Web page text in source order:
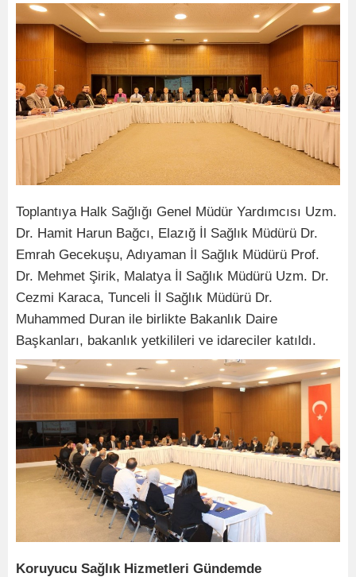
Toplantıya Halk Sağlığı Genel Müdür Yardımcısı Uzm.
Dr. Hamit Harun Bağcı, Elazığ İl Sağlık Müdürü Dr.
Emrah Gecekuşu, Adıyaman İl Sağlık Müdürü Prof.
Dr. Mehmet Şirik, Malatya İl Sağlık Müdürü Uzm. Dr.
Cezmi Karaca, Tunceli İl Sağlık Müdürü Dr.
Muhammed Duran ile birlikte Bakanlık Daire
Başkanları, bakanlık yetkilileri ve idareciler katıldı.
Koruyucu Sağlık Hizmetleri Gündemde